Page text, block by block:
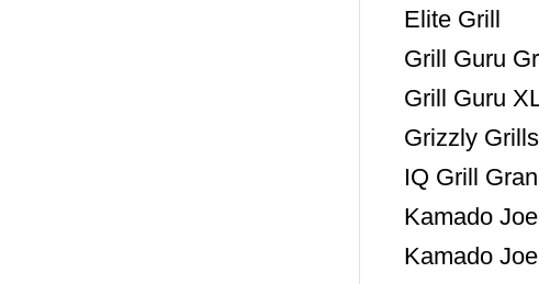
Elite Grill
Grill Guru
Grill Guru
Grizzly
IQ Grill
Kamado
Kamado